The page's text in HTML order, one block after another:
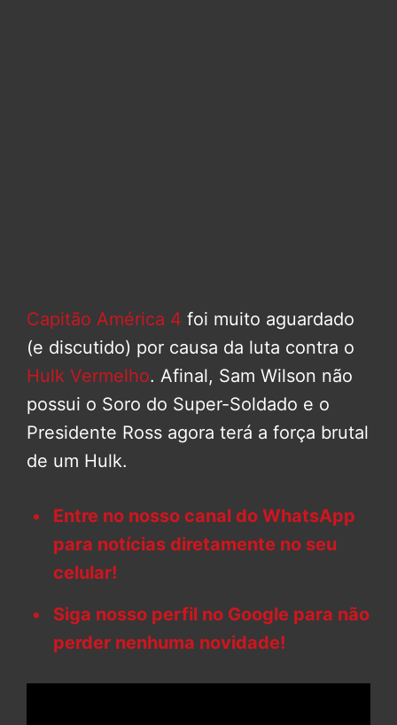
Capitão América 4 foi muito aguardado
(e discutido) por causa da luta contra o
Hulk Vermelho. Afinal, Sam Wilson não
possui o Soro do Super-Soldado e o
Presidente Ross agora terá a força brutal
de um Hulk.
Entre no nosso canal do WhatsApp
para notícias diretamente no seu
celular!
Siga nosso perfil no Google para não
perder nenhuma novidade!